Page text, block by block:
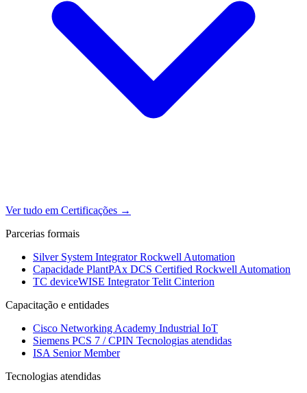
Ver tudo em Certificações →
Parcerias formais
Silver System IntegratorRockwell Automation
Capacidade PlantPAx DCS Certified Rockwell Automation
TC deviceWISE IntegratorTelit Cinterion
Capacitação e entidades
Cisco Networking Academy Industrial IoT
Siemens PCS 7 / CPIN Tecnologias atendidas
ISA Senior Member
Tecnologias atendidas